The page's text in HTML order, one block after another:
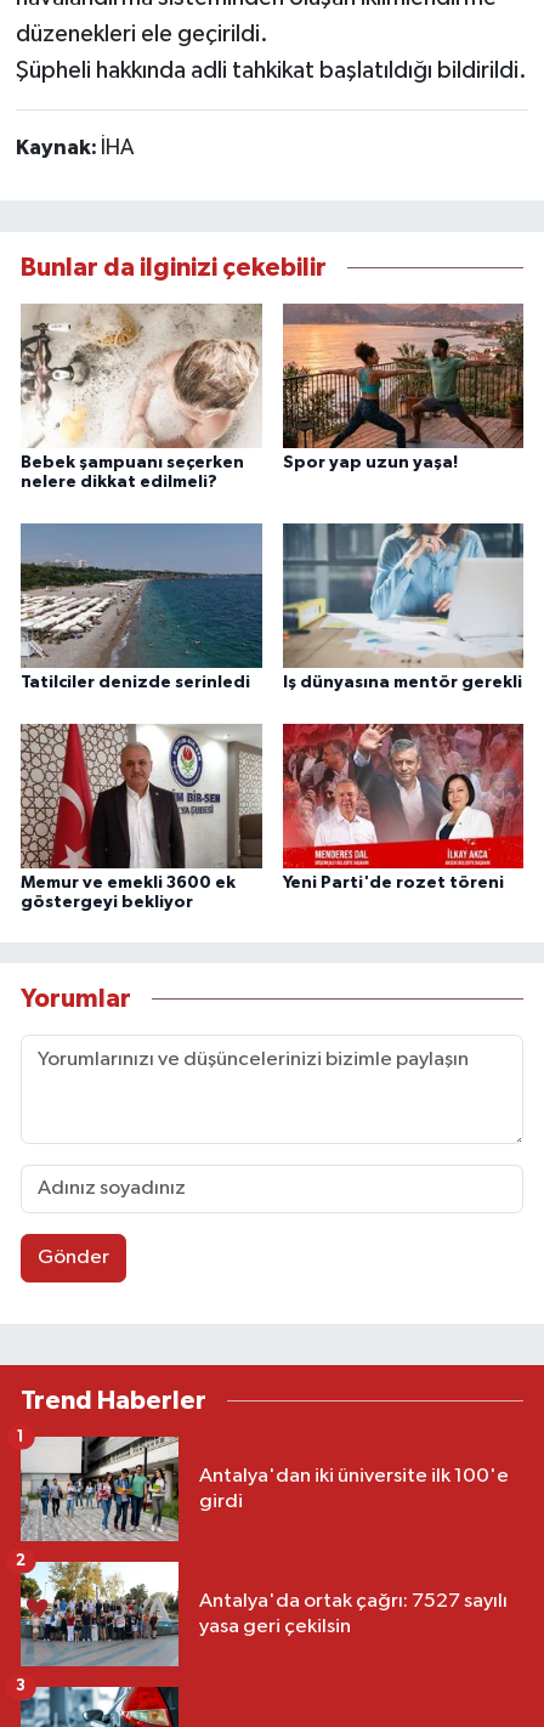
düzenekleri ele geçirildi.
Şüpheli hakkında adli tahkikat başlatıldığı bildirildi.
Kaynak: İHA
Bunlar da ilginizi çekebilir
Bebek şampuanı seçerken
nelere dikkat edilmeli?
Spor yap uzun yaşa!
Tatilciler denizde serinledi Iş dünyasına mentör gerekli
Memur ve emekli 3600 ek
göstergeyi bekliyor
Yeni Parti'de rozet töreni
Yorumlar
Gönder
Trend Haberler
Antalya'dan iki üniversite ilk 100'e
girdi
1
Antalya'da ortak çağrı: 7527 sayılı
yasa geri çekilsin
2
3